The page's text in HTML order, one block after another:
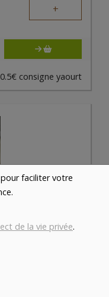
faciliter votre
de la vie privée.
+
consigne yaourt